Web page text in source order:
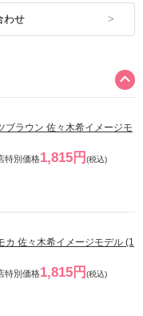
わせ
ブラウン 佐々木希イメージモ
特別価格1,815円 (税込)
カ 佐々木希イメージモデル (1
特別価格1,815円 (税込)